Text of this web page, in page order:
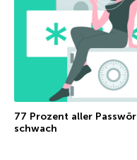
77 Prozent aller
schwach